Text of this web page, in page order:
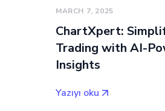
MARCH 7, 2025
ChartXpert:
Trading with AI-
Insights
Yazıyı oku